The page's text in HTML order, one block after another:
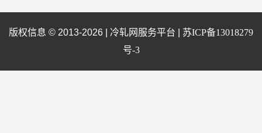
版权信息 © 2013-2026 | 冷轧网服务平台
苏ICP备13018279
号-3